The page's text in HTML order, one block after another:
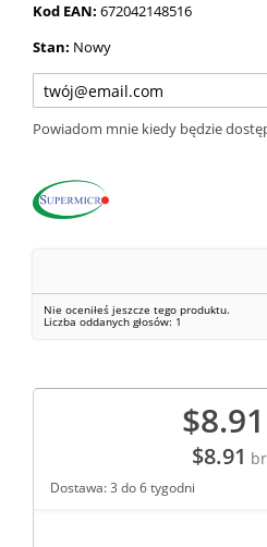
Kod EAN: 672042148516
Stan: Nowy
Powiadom mnie kiedy będzie
Nie oceniłeś jeszcze tego produktu.
Liczba oddanych głosów: 1
$8.91
$8.91
Dostawa: 3 do 6 tygodni